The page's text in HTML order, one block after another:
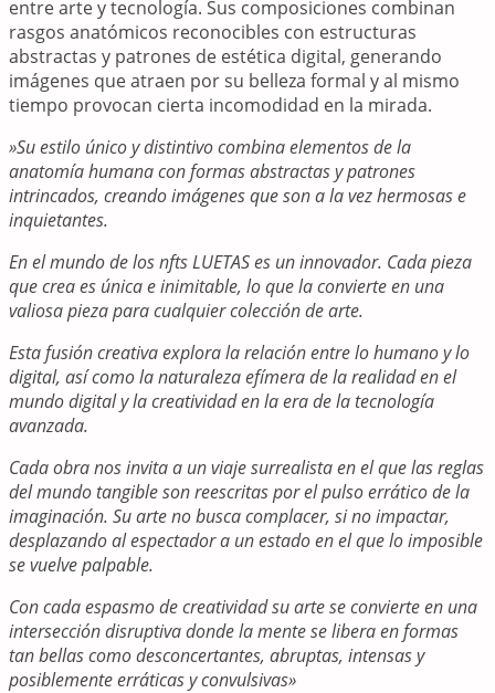
entre arte y tecnología. Sus composiciones combinan
rasgos anatómicos reconocibles con estructuras
abstractas y patrones de estética digital, generando
imágenes que atraen por su belleza formal y al mismo
tiempo provocan cierta incomodidad en la mirada.
»Su estilo único y distintivo combina elementos de la
anatomía humana con formas abstractas y patrones
intrincados, creando imágenes que son a la vez hermosas e
inquietantes.
En el mundo de los nfts LUETAS es un innovador. Cada pieza
que crea es única e inimitable, lo que la convierte en una
valiosa pieza para cualquier colección de arte.
Esta fusión creativa explora la relación entre lo humano y lo
digital, así como la naturaleza efímera de la realidad en el
mundo digital y la creatividad en la era de la tecnología
avanzada.
Cada obra nos invita a un viaje surrealista en el que las reglas
del mundo tangible son reescritas por el pulso errático de la
imaginación. Su arte no busca complacer, si no impactar,
desplazando al espectador a un estado en el que lo imposible
se vuelve palpable.
Con cada espasmo de creatividad su arte se convierte en una
intersección disruptiva donde la mente se libera en formas
tan bellas como desconcertantes, abruptas, intensas y
posiblemente erráticas y convulsivas»